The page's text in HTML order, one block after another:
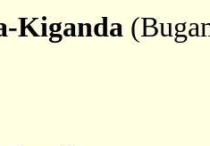
Kiganda